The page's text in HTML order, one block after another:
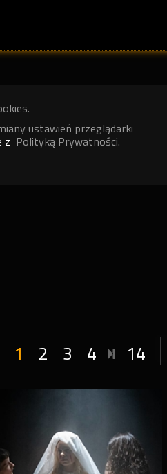
ustawień przeglądarki
z Polityką Prywatności.
1 2 3 4 14